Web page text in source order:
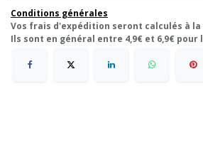
Conditions générales
Vos frais d'expédition seront calculés à
Ils sont en général entre 4,9€ et 6,9€ pour